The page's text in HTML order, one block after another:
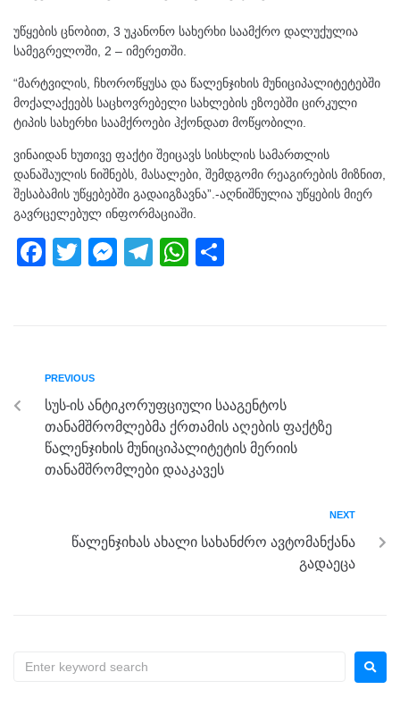
უწყების ცნობით, 3 უკანონო სახერხი საამქრო დალუქულია
სამეგრელოში, 2 – იმერეთში.
“მარტვილის, ჩხოროწყუსა და წალენჯიხის მუნიციპალიტეტებში
მოქალაქეებს საცხოვრებელი სახლების ეზოებში ცირკული
ტიპის სახერხი საამქროები ჰქონდათ მოწყობილი.
ვინაიდან ხუთივე ფაქტი შეიცავს სისხლის სამართლის
დანაშაულის ნიშნებს, მასალები, შემდგომი რეაგირების მიზნით,
შესაბამის უწყებებში გადაიგზავნა”.-აღნიშნულია უწყების მიერ
გავრცელებულ ინფორმაციაში.
F
b
o
o
k
T
M
g
er
T
m
W
p
p
PREVIOUS
სუს-ის ანტიკორუფციული სააგენტოს
თანამშრომლებმა ქრთამის აღების ფაქტზე
წალენჯიხის მუნიციპალიტეტის მერიის
თანამშრომლები დააკავეს
NEXT
წალენჯიხას ახალი სახანძრო ავტომანქანა
გადაეცა